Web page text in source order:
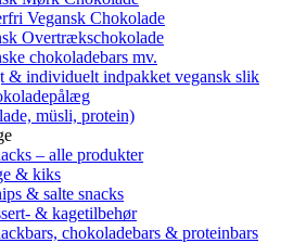
Vegansk Chokolade
Overtrækschokolade
chokoladebars mv.
& individuelt indpakket vegansk slik
müsli, protein)
– alle produkter
& kiks
& salte snacks
& kagetilbehør
chokoladebars & proteinbars